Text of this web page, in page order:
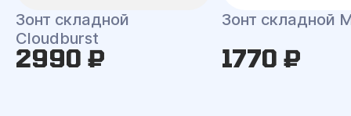
Зонт складной
Cloudburst
2990 ₽
Зонт складной
1770 ₽